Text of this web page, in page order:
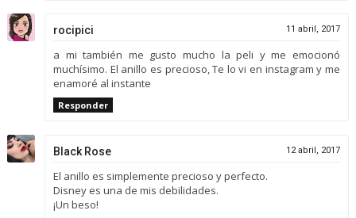
rocipici 11 abril, 2017
a mi también me gusto mucho la peli y me emocionó
muchísimo. El anillo es precioso, Te lo vi en instagram y me
enamoré al instante
Responder
Black Rose 12 abril, 2017
El anillo es simplemente precioso y perfecto.
Disney es una de mis debilidades.
¡Un beso!